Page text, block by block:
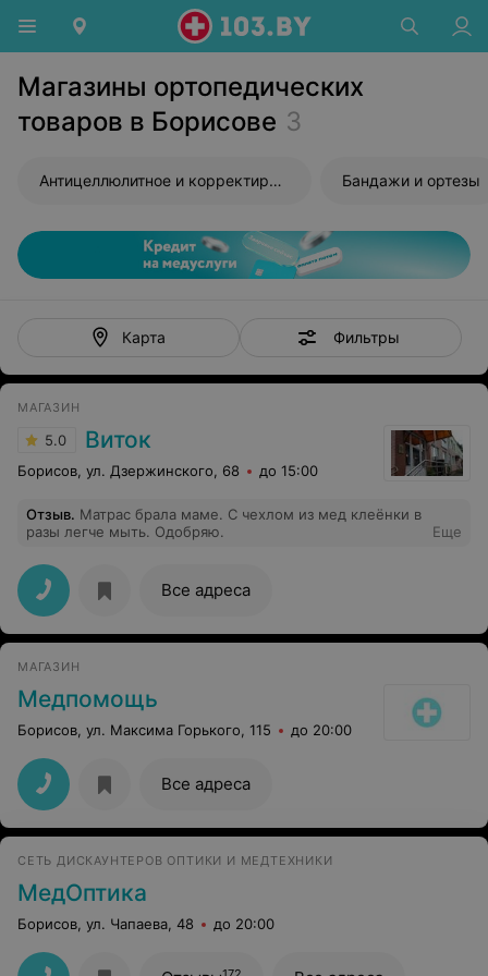
Магазины ортопедических
товаров в Борисове 3
Антицеллюлитное и корректирующее белье Бандажи и ортезы
Карта Фильтры
МАГАЗИН
5.0 Виток
Борисов, ул. Дзержинского, 68 до 15:00
Отзыв. Матрас брала маме. С чехлом из мед клеёнки в
разы легче мыть. Одобряю.
Еще
Все адреса
МАГАЗИН
Медпомощь
Борисов, ул. Максима Горького, 115 до 20:00
Все адреса
СЕТЬ ДИСКАУНТЕРОВ ОПТИКИ И МЕДТЕХНИКИ
МедОптика
Борисов, ул. Чапаева, 48 до 20:00